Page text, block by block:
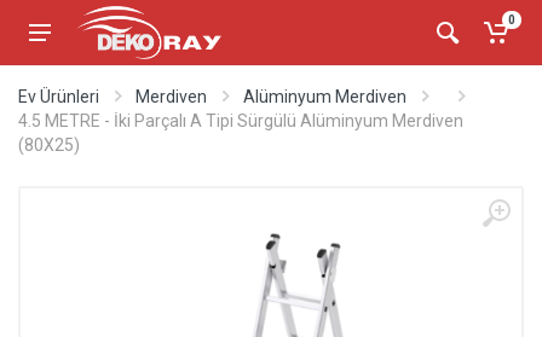
0
Ev Ürünleri Merdiven
Alüminyum Merdiven
4.5 METRE - İki Parçalı A Tipi Sürgülü Alüminyum Merdiven
(80X25)